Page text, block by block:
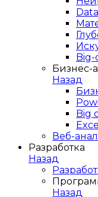
Big-
Бизнес-
Назад
Big
Excel
Веб-
Разработка
Назад
Назад